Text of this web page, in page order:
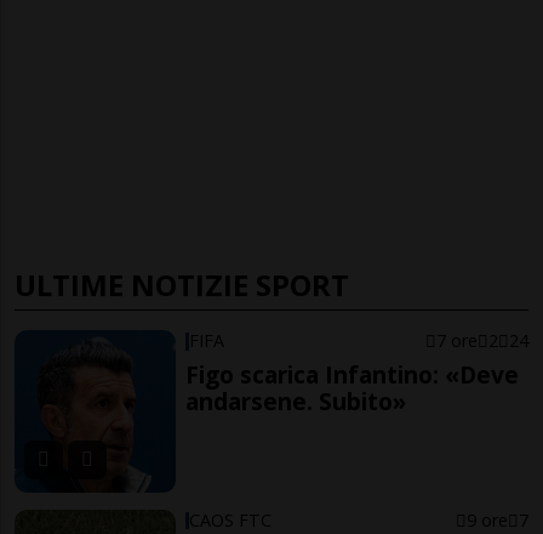
ULTIME NOTIZIE SPORT
FIFA 7 ore 2 24
Figo scarica Infantino: «Deve
andarsene. Subito»
CAOS FTC 9 ore 7